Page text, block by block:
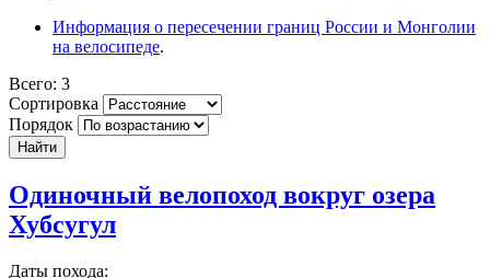
Информация о пересечении границ России и Монголии
на велосипеде.
Всего: 3
Сортировка
Порядок
Найти
Одиночный велопоход вокруг озера
Хубсугул
Даты похода: